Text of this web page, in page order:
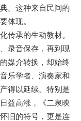
。这种来自民间的
体现。
传承的生动教材。
录音保存，再到现
媒介转换，却始终
乐学者、演奏家和
得以延续。特别是
益高涨，《二泉映
旧的符号，更是连